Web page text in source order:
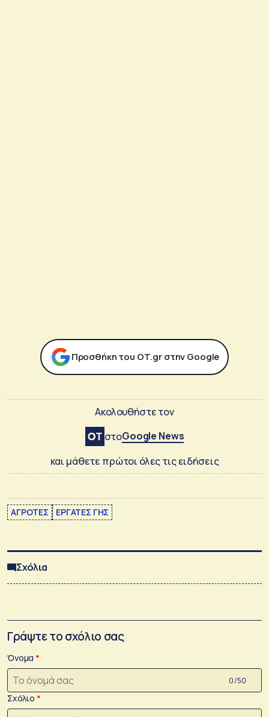
Προσθήκη του ΟΤ.gr στην Google
Ακολουθήστε τον
στοGoogle News
και μάθετε πρώτοι όλες τις ειδήσεις
ΑΓΡΟΤΕΣ ΕΡΓΑΤΕΣ ΓΗΣ
Σχόλια
Γράψτε το σχόλιο σας
Όνομα
0 /50
Σχόλιο